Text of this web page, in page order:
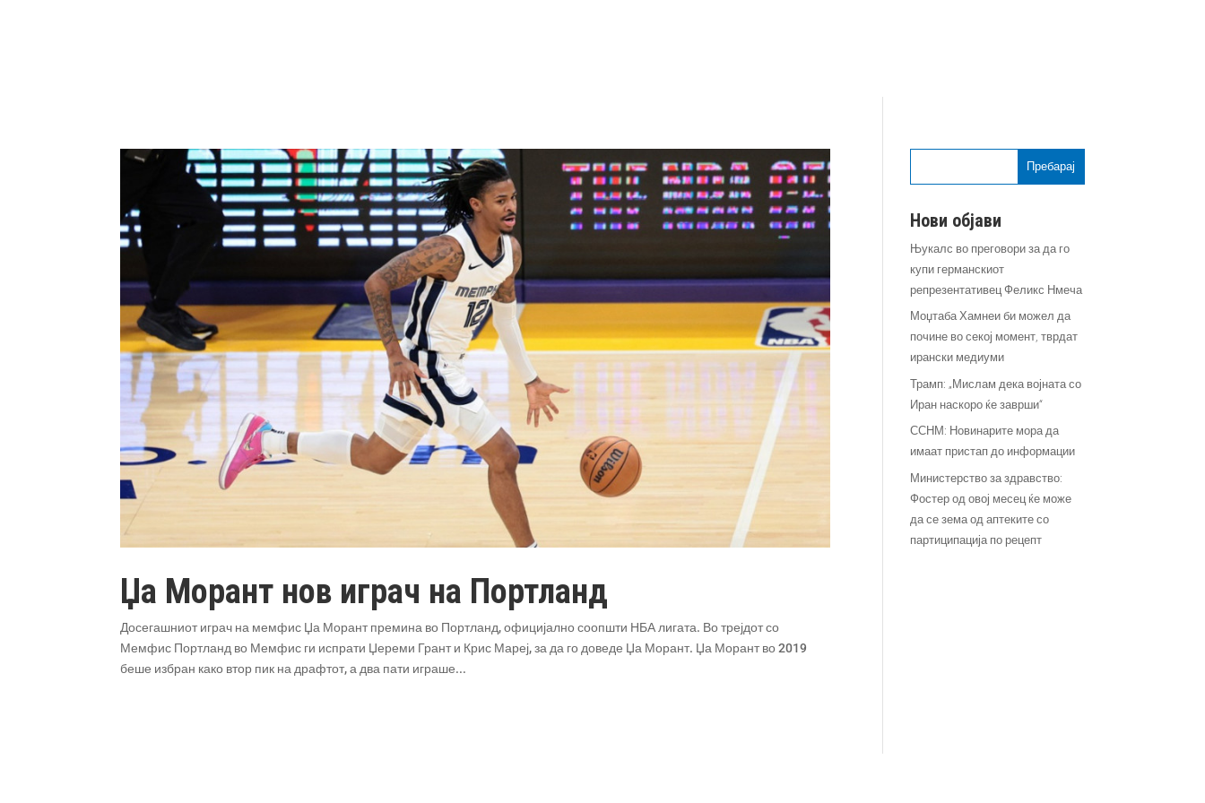
Џа Морант нов играч на Портланд
Досегашниот играч на мемфис Џа Морант премина во Портланд, официјално соопшти НБА лигата. Во трејдот со
Мемфис Портланд во Мемфис ги испрати Џереми Грант и Крис Мареј, за да го доведе Џа Морант. Џа Морант во 2019
беше избран како втор пик на драфтот, а два пати играше...
Пребарај
Нови објави
Њукалс во преговори за да го
купи германскиот
репрезентативец Феликс Нмеча
Моџтаба Хамнеи би можел да
почине во секој момент, тврдат
ирански медиуми
Трамп: „Мислам дека војната со
Иран наскоро ќе заврши“
ССНМ: Новинарите мора да
имаат пристап до информации
Министерство за здравство:
Фостер од овој месец ќе може
да се зема од аптеките со
партиципација по рецепт